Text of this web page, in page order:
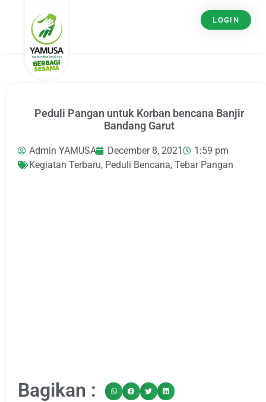
LOGIN
Peduli Pangan untuk Korban bencana Banjir
Bandang Garut
Admin YAMUSA December 8, 2021
1:59 pm
Kegiatan Terbaru, Peduli Bencana, Tebar Pangan
Bagikan :